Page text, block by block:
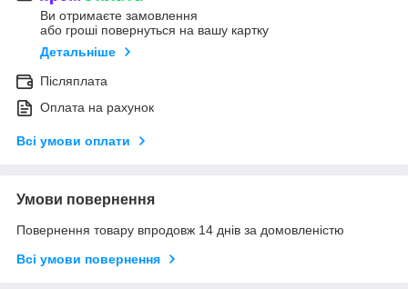
Ви отримаєте замовлення
або гроші повернуться на вашу картку
Детальніше
Післяплата
Оплата на рахунок
Всі умови оплати
Умови повернення
Повернення товару впродовж 14 днів за домовленістю
Всі умови повернення